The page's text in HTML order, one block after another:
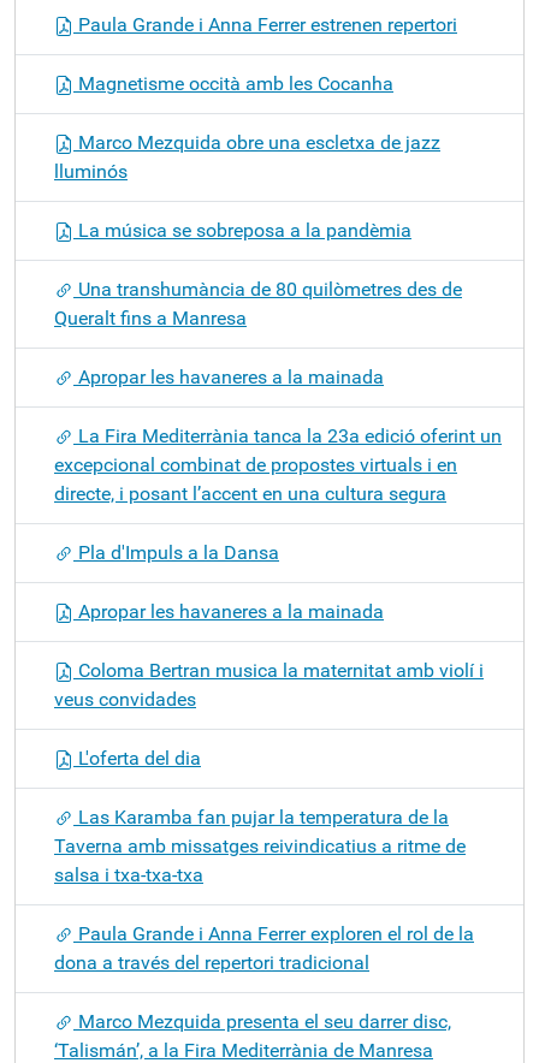
Paula Grande i Anna Ferrer estrenen repertori
Magnetisme occità amb les Cocanha
Marco Mezquida obre una escletxa de jazz
lluminós
La música se sobreposa a la pandèmia
Una transhumància de 80 quilòmetres des de
Queralt fins a Manresa
Apropar les havaneres a la mainada
La Fira Mediterrània tanca la 23a edició oferint un
excepcional combinat de propostes virtuals i en
directe, i posant l’accent en una cultura segura
Pla d'Impuls a la Dansa
Apropar les havaneres a la mainada
Coloma Bertran musica la maternitat amb violí i
veus convidades
L'oferta del dia
Las Karamba fan pujar la temperatura de la
Taverna amb missatges reivindicatius a ritme de
salsa i txa-txa-txa
Paula Grande i Anna Ferrer exploren el rol de la
dona a través del repertori tradicional
Marco Mezquida presenta el seu darrer disc,
‘Talismán’, a la Fira Mediterrània de Manresa